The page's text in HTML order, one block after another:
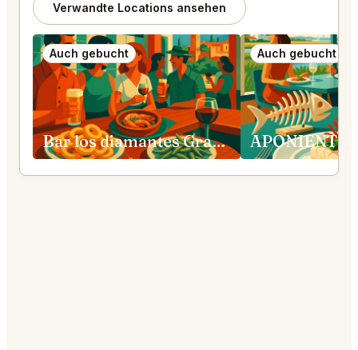
Verwandte Locations ansehen
Auch gebucht
Bar los diamantes Granada
Auch gebucht